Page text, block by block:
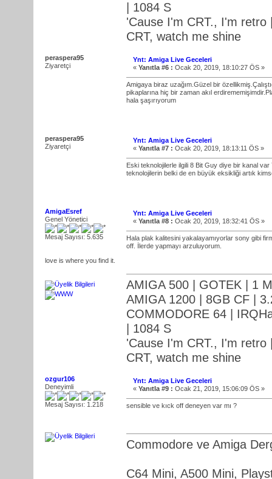
| 1084 S
'Cause I'm CRT., I'm retro
CRT, watch me shine
peraspera95
Ziyaretçi
Ynt: Amiga Live Geceleri
« Yanıtla #6 : Ocak 20, 2019, 18:10:27 ÖS »
Amigaya biraz uzağım.Güzel bir
pikaplarına hiç bir zaman akıl
hala şaşırıyorum
peraspera95
Ziyaretçi
Ynt: Amiga Live Geceleri
« Yanıtla #7 : Ocak 20, 2019, 18:13:11 ÖS »
Eski teknolojilerle ilgili 8 Bit Guy diye bir kanal var
teknolojilerin belki de en büyük eksikliği artık
AmigaEsref
Genel Yönetici
Mesaj Sayısı: 5.635
love is where you find it.
Ynt: Amiga Live Geceleri
« Yanıtla #8 : Ocak 20, 2019, 18:32:41 ÖS »
Hala plak kalitesini yakalayamıyorlar sony gibi
off. İlerde yapmayı arzuluyorum.
AMIGA 500 | GOTEK | 1
AMIGA 1200 | 8GB CF |
COMMODORE 64 |
| 1084 S
'Cause I'm CRT., I'm retro
CRT, watch me shine
ozgur106
Deneyimli
Mesaj Sayısı: 1.218
Ynt: Amiga Live Geceleri
« Yanıtla #9 : Ocak 21, 2019, 15:06:09 ÖS »
sensible ve kıck off deneyen var mı ?
Commodore ve Amiga
C64 Mini, A500 Mini,